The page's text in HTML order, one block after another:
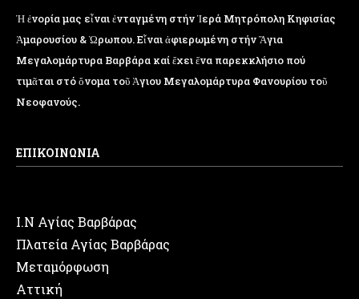
Ἡ ἐνορία μας εἶναι ἐνταγμένη στήν Ἱερά Μητρόπολη Κηφισίας
Ἁμαρουσίου & Ὠρωπου. Εἶναι ἀφιερωμένη στήν Ἅγια
Μεγαλομάρτυρα Βαρβάρα καί ἔχει ἕνα παρεκκλήσιο πού
τιμᾶται στό ὄνομα τοῦ Ἁγιου Μεγαλομάρτυρα Φανουρίου τοῦ
Νεοφανούς.
ΕΠΙΚΟΙΝΩΝΙΑ
Ι.Ν Αγίας Βαρβάρας
Πλατεία Αγίας Βαρβάρας
Μεταμόρφωση
Αττική